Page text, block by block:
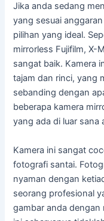
Jika anda sedang
yang sesuai
pilihan yang ideal.
mirrorless Fujifilm, X-
sangat baik. Kamera
tajam dan rinci, yang
sebanding dengan
beberapa kamera
yang ada di luar sana
Kamera ini sangat
fotografi santai.
nyaman dengan
seorang profesional
gambar anda dengan